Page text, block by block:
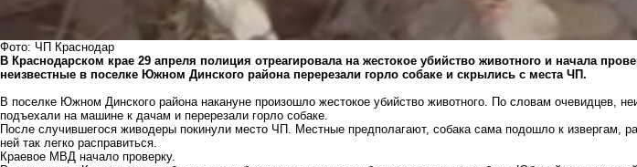
Фото: ЧП Краснодар
В Краснодарском крае 29 апреля полиция отреагировала на жестокое убийство животного и начала
неизвестные в поселке Южном Динского района перерезали горло собаке и скрылись с места ЧП.
В поселке Южном Динского района накануне произошло жестокое убийство животного. По словам очевидцев,
подъехали на машине к дачам и перерезали горло собаке.
После случившегося живодеры покинули место ЧП. Местные предполагают, собака сама подошло к извергам,
ней так легко расправиться.
Краевое МВД начало проверку.